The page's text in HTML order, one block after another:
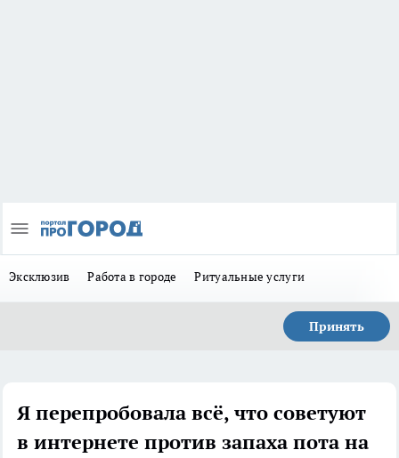
Эксклюзив Работа в городе Ритуальные услуги
Принять
Я перепробовала всё, что советуют
в интернете против запаха пота на